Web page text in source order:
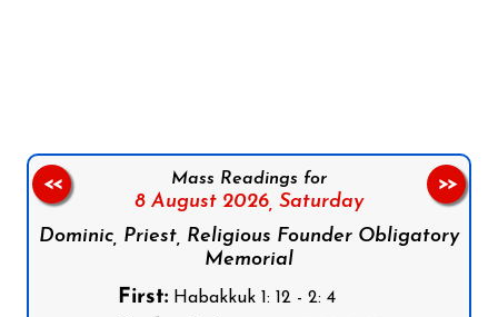
Mass Readings for
8 August 2026, Saturday
Dominic, Priest, Religious Founder Obligatory
Memorial
First:Habakkuk 1: 12 - 2: 4
<< >>